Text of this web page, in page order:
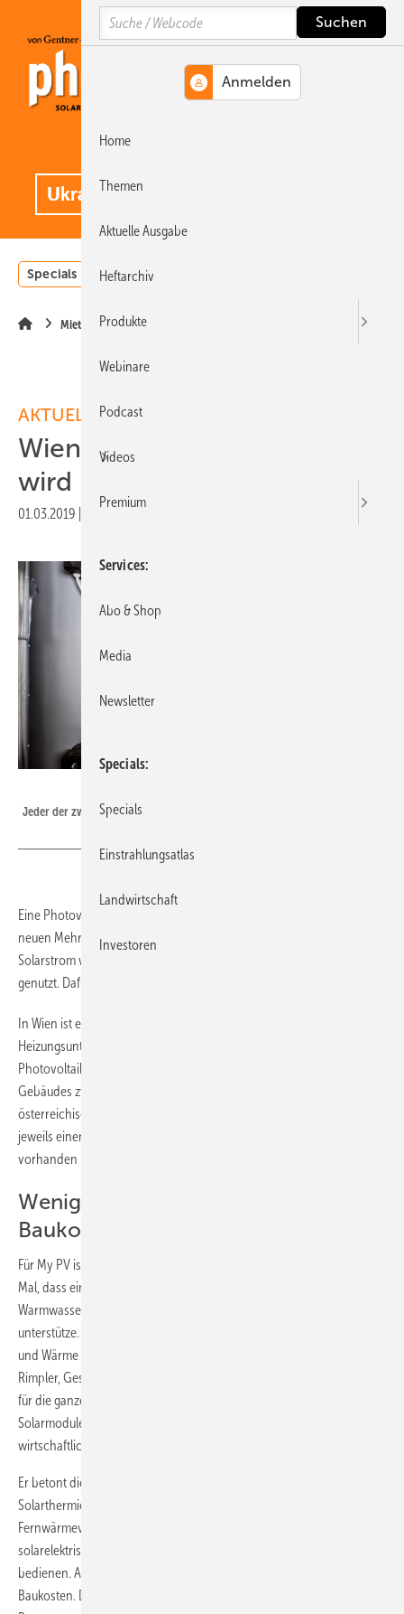
Hauptinhalt
Hauptmenü
SiteSearch
Specials Einstrahlungsatlas
Mieterstrom
AKTUELLE MELDUNGEN
Wiener Mehrfamilienhaus
wird mit Solarstrom geheizt
01.03.2019
Jeder der zwölf Leistungsregler steuert stufenlos einen Elektroheizstab.
Eine Photovoltaikanlage unterstützt die Fernwärmeversorgung eines
neuen Mehrfamilienhauses in Wien. Denn der überschüssige
Solarstrom wird komplett für den Betrieb von Elektroheizstäben
genutzt. Dafür sorgen zwölf Leistungsregler im Keller des Hauses.
In Wien ist ein neue Mehrfamilienhaus mit einer elektrischen
Heizungsunterstützung entstanden. Den Strom dafür liefert eine
Photovoltaikanlage auf dem Dach. Zusätzlich sind im Keller des
Gebäudes zwölf Leistungssteller vom Typ AC Thor des
österreichischen Herstellers My PV installiert. Jeder regelt stufenlos
jeweils einen Elektroheizstab wenn überschüssiger Solarstrom
vorhanden ist.
Weniger Material – niedrigere
Baukosten
Für My PV ist es ein echtes Leuchtturmprojekt. Denn es sei das erste
Mal, dass eine rein auf Solarstrom fußende dezentrale
Warmwassererzeugung ein Fernwärmenetz in dieser Größenordnung
unterstütze. „Das gemeinsam mit dem Unternehmen Kelag Energie
und Wärme umgesetzte Projekt wird Schule machen“, sagt Gerhard
Rimpler, Geschäftsführer von My PV. „Es bedeutet einen großen Erfolg
für die ganze Sektorenkopplung, da der sinkende Preis für
Solarmodule inzwischen weitere Power-to-Heat-Anwendungen
wirtschaftlich macht.“
Er betont die Vorteile einer solchen Lösung. Denn gegenüber der
Solarthermie, die bisher in der Regel als solare Unterstützung der
Fernwärmeversorgung in Mehrfamilienhäusern eingesetzt wird, ist die
solarelektrische Wärmetechnik viel einfacher zu installieren und zu
bedienen. Außerdem sinkt der Materialverbrauch und damit auch die
Baukosten. Denn die Verkabelung des gesamten Systems braucht 90
Search
Home
Themen
Aktuelle Ausgabe
Heftarchiv
Produkte
Webinare
Podcast
Videos
Premium
Services
Abo & Shop
Media
Newsletter
Specials
Specials
Einstrahlungsatlas
Landwirtschaft
Investoren